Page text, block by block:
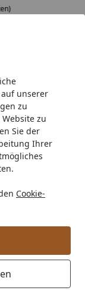
unserer
zu
zu
Sie der
Ihrer
Cookie-
Service
diese auf
haben,
unter07051 /
Termin
Montage-